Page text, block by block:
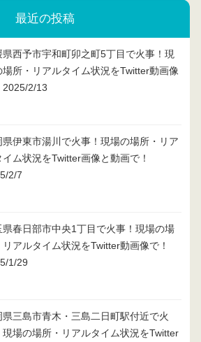
最近の投稿
県西予市宇和町卯之町5丁目で火事！現
場所・リアルタイム状況をTwitter動画像
2025/2/13
県伊東市湯川で火事！現場の場所・リア
イム状況をTwitter画像と動画で！
2/7
県春日部市中央1丁目で火事！現場の場
リアルタイム状況をTwitter動画像で！
1/29
県三島市青木・三島二日町駅付近で火
現場の場所・リアルタイム状況をTwitter